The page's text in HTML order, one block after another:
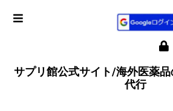
サプリ館公式サイト/海外医薬
代行